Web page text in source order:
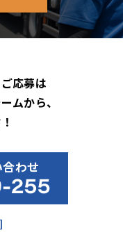
応募は
ムから、
わせ